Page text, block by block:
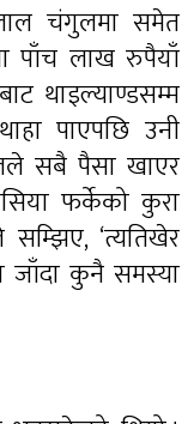
चंगुलमा समेत
पाँच लाख रुपैयाँ
थाइल्याण्डसम्म
पाएपछि उनी
सबै पैसा खाएर
फर्केको कुरा
‘त्यतिखेर
जाँदा कुनै समस्या